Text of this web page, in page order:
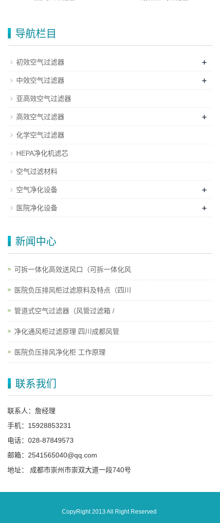
导航栏目
初效空气过滤器 +
中效空气过滤器 +
亚高效空气过滤器
高效空气过滤器 +
化学空气过滤器
HEPA净化机滤芯
空气过滤材料
空气净化设备 +
医院净化设备 +
新闻中心
可拆一体化高效送风口（可拆一体化风
医院负压排风柜过滤原料及特点（四川
管道式空气过滤器（风管过滤箱 /
净化通风柜过滤原理 四川成都风管
医院负压排风净化柜 工作原理
联系我们
联系人：詹经理
手机：15928853231
电话：028-87849573
邮箱：2541565040@qq.com
地址： 成都市崇州市崇双大道一段740号
CopyRight 2013 All Right Reserved